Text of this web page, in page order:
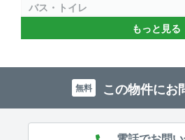
バス・トイレ
バストイレ別 、 追焚機能 、 浴室
システムキッチン 、 2口コンロ 、
もっと見る
無料 この物件にお